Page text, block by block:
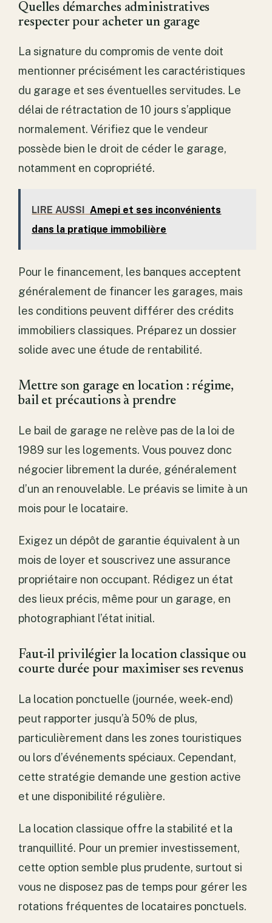
Quelles démarches administratives
respecter pour acheter un garage
La signature du compromis de vente doit
mentionner précisément les caractéristiques
du garage et ses éventuelles servitudes. Le
délai de rétractation de 10 jours s’applique
normalement. Vérifiez que le vendeur
possède bien le droit de céder le garage,
notamment en copropriété.
LIRE AUSSI
Amepi et ses inconvénients
dans la pratique immobilière
Pour le financement, les banques acceptent
généralement de financer les garages, mais
les conditions peuvent différer des crédits
immobiliers classiques. Préparez un dossier
solide avec une étude de rentabilité.
Mettre son garage en location : régime,
bail et précautions à prendre
Le bail de garage ne relève pas de la loi de
1989 sur les logements. Vous pouvez donc
négocier librement la durée, généralement
d’un an renouvelable. Le préavis se limite à un
mois pour le locataire.
Exigez un dépôt de garantie équivalent à un
mois de loyer et souscrivez une assurance
propriétaire non occupant. Rédigez un état
des lieux précis, même pour un garage, en
photographiant l’état initial.
Faut-il privilégier la location classique ou
courte durée pour maximiser ses revenus
La location ponctuelle (journée, week-end)
peut rapporter jusqu’à 50% de plus,
particulièrement dans les zones touristiques
ou lors d’événements spéciaux. Cependant,
cette stratégie demande une gestion active
et une disponibilité régulière.
La location classique offre la stabilité et la
tranquillité. Pour un premier investissement,
cette option semble plus prudente, surtout si
vous ne disposez pas de temps pour gérer les
rotations fréquentes de locataires ponctuels.